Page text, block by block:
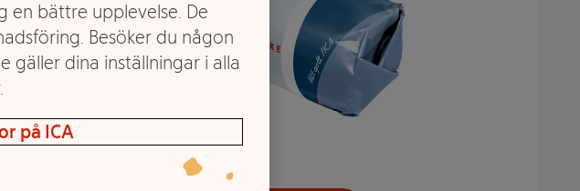
en bättre upplevelse. De
Besöker du någon
gäller dina inställningar i alla
på ICA